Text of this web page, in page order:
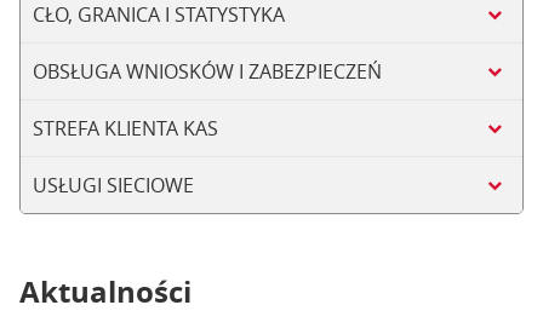
CŁO, GRANICA I STATYSTYKA
OBSŁUGA WNIOSKÓW I ZABEZPIECZEŃ
STREFA KLIENTA KAS
USŁUGI SIECIOWE
Aktualności